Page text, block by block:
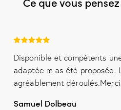
Disponible et compétents
adaptée m as été proposée.
agréablement
Samuel Dolbeau